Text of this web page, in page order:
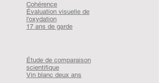
Cohérence
Évaluation visuelle de
l'oxydation
17 ans de garde
Étude de comparaison
scientifique
Vin blanc deux ans